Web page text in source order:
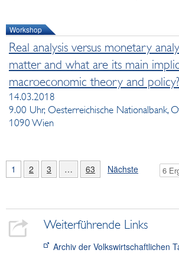
Workshop
Real analysis versus monetary
matter and what are its main
macroeconomic theory and policy?
14.03.2018
9.00 Uhr, Oesterreichische Nationalbank,
1090 Wien
1 2 3 … 63 Nächste
Weiterführende Links
Archiv der Volkswirtschaftlichen